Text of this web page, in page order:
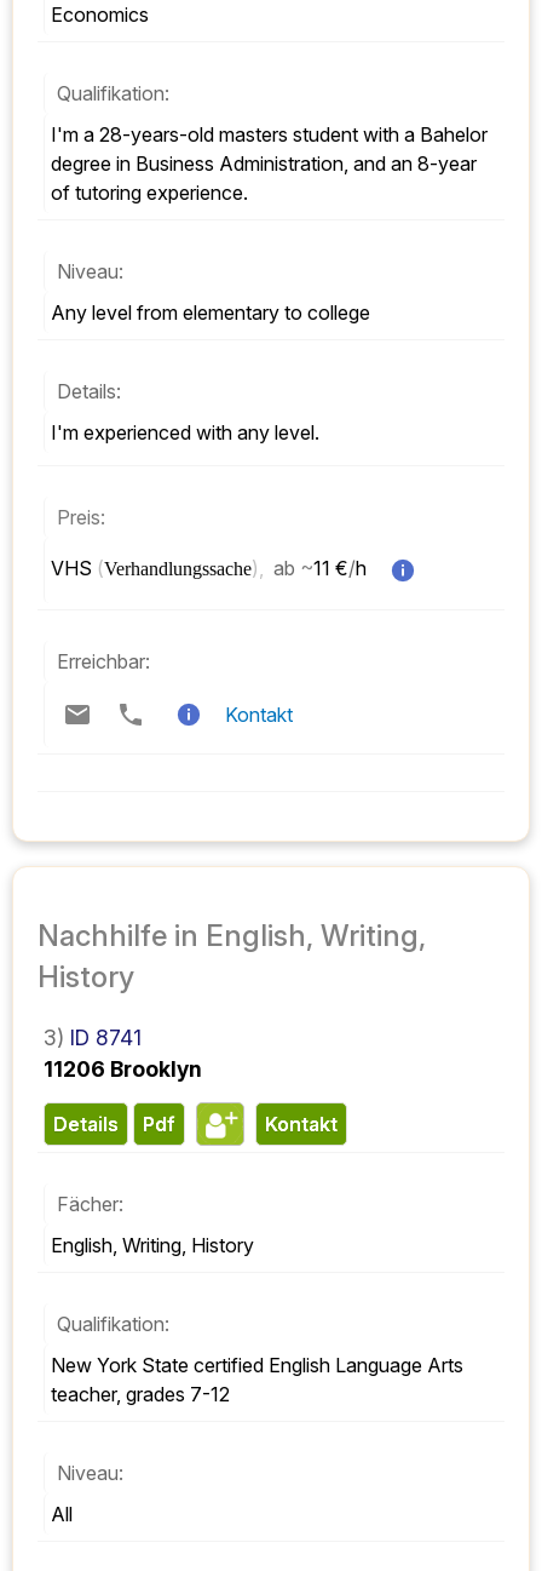
Economics
Qualifikation:
I'm a 28-years-old masters student with a Bahelor
degree in Business Administration, and an 8-year
of tutoring experience.
Niveau:
Any level from elementary to college
Details:
I'm experienced with any level.
Preis:
VHS (Verhandlungssache), ab ~11 €/h
Erreichbar:
Kontakt
Nachhilfe in English, Writing,
History
3) ID 8741
11206 Brooklyn
Details pdf Kontakt
Fächer:
English, Writing, History
Qualifikation:
New York State certified English Language Arts
teacher, grades 7-12
Niveau:
All